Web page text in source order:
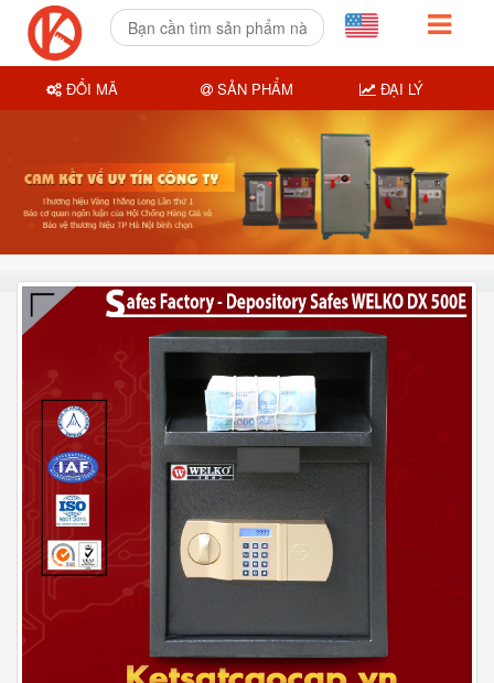
ĐỔI MÃ SẢN PHẨM ĐẠI LÝ